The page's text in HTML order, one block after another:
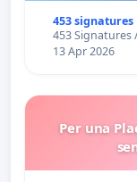
453 signatures
453 Signatures
13 Apr 2026
Per una